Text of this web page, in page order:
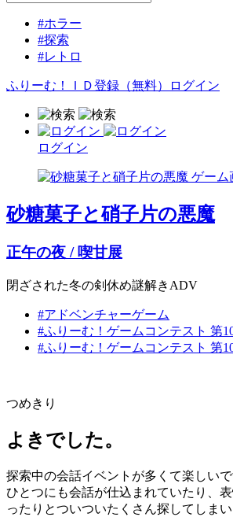
#ホラー
#探索
#レトロ
ふりーむ！ＩＤ登録（無料） ログイン
ログイン
砂糖菓子と硝子片の悪魔
正午の夜 / 喫甘展
閉ざされた冬の剣休め謎解きADV
#アドベンチャーゲーム
#ふりーむ！ゲームコンテスト 第
#ふりーむ！ゲームコンテスト 第
つめきり
よきでした。
探索中の会話イベントが多くて楽しい
ひとつにも会話が仕込まれていたり、
ったりとついついたくさん探してしまい